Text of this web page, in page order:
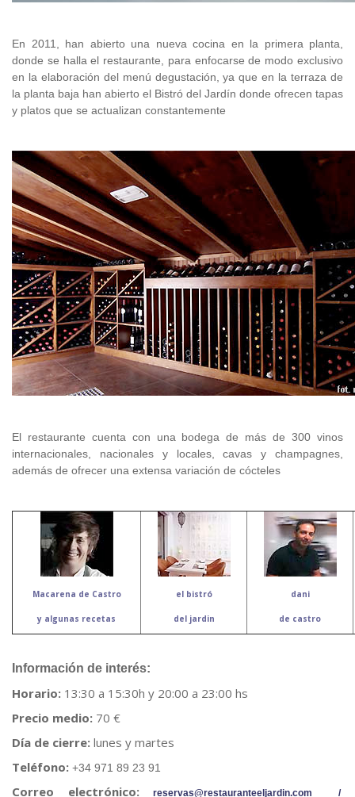
En 2011, han abierto una nueva cocina en la primera planta,
donde se halla el restaurante, para enfocarse de modo exclusivo
en la elaboración del menú degustación, ya que en la terraza de
la planta baja han abierto el Bistró del Jardín donde ofrecen tapas
y platos que se actualizan constantemente
El restaurante cuenta con una bodega de más de 300 vinos
internacionales, nacionales y locales, cavas y champagnes,
además de ofrecer una extensa variación de cócteles
Macarena de Castro
y algunas recetas
el bistró
del jardin
dani
de castro
Información de interés:
Horario: 13:30 a 15:30h y 20:00 a 23:00 hs
Precio medio: 70 €
Día de cierre: lunes y martes
Teléfono: +34 971 89 23 91
Correo electrónico: reservas@restauranteeljardin.com /